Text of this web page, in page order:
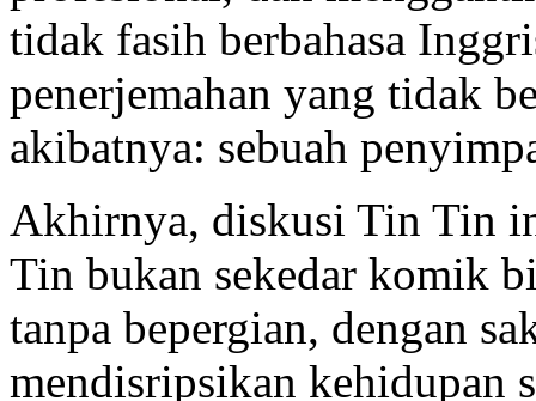
tidak fasih berbahasa
penerjemahan yang tidak
akibatnya: sebuah
Akhirnya, diskusi Tin Tin
Tin bukan sekedar komik
tanpa bepergian, dengan
mendisripsikan kehidupan